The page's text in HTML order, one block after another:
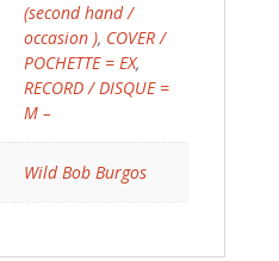
(second hand /
occasion ), COVER /
POCHETTE = EX,
RECORD / DISQUE =
M –
Wild Bob Burgos